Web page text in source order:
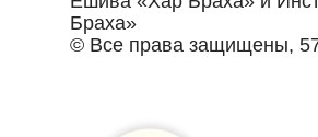
Браха»